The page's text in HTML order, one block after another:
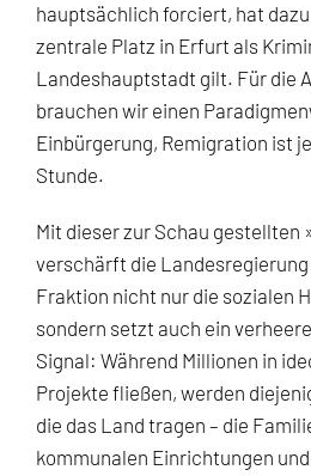
hauptsächlich forciert, hat
zentrale Platz in Erfurt als
Landeshauptstadt gilt. Für die
brauchen wir einen
Einbürgerung, Remigration ist
Stunde.
Mit dieser zur Schau gestellten
verschärft die
Fraktion nicht nur die sozialen
sondern setzt auch ein
Signal: Während Millionen in
Projekte fließen, werden
die das Land tragen – die
kommunalen Einrichtungen